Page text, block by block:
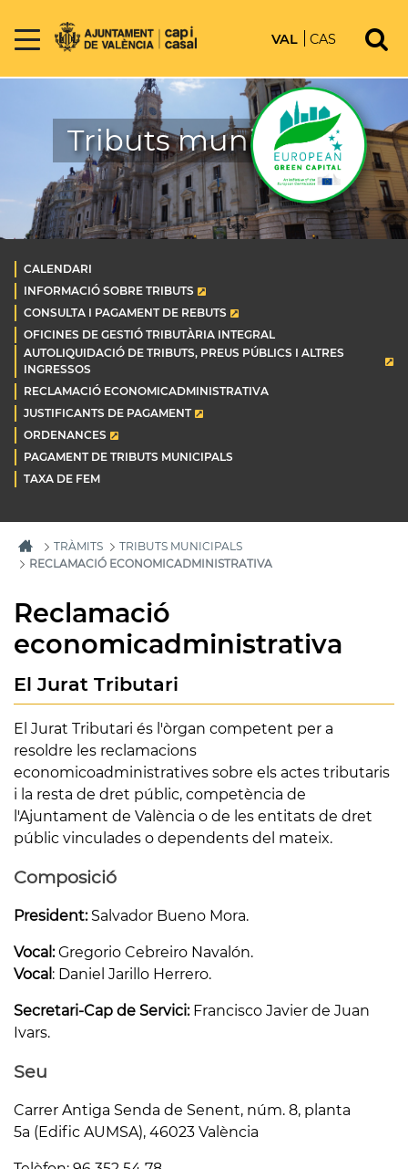
VAL CAS
Tributs municipals
CALENDARI
INFORMACIÓ SOBRE TRIBUTS
CONSULTA I PAGAMENT DE REBUTS
OFICINES DE GESTIÓ TRIBUTÀRIA INTEGRAL
AUTOLIQUIDACIÓ DE TRIBUTS, PREUS PÚBLICS I ALTRES
INGRESSOS
RECLAMACIÓ ECONOMICADMINISTRATIVA
JUSTIFICANTS DE PAGAMENT
ORDENANCES
PAGAMENT DE TRIBUTS MUNICIPALS
TAXA DE FEM
TRÀMITS
TRIBUTS MUNICIPALS
RECLAMACIÓ ECONOMICADMINISTRATIVA
Reclamació
economicadministrativa
El Jurat Tributari
El Jurat Tributari és l'òrgan competent per a
resoldre les reclamacions
economicoadministratives sobre els actes tributaris
i la resta de dret públic, competència de
l'Ajuntament de València o de les entitats de dret
públic vinculades o dependents del mateix.
Composició
President:Salvador Bueno Mora.
Vocal:Gregorio Cebreiro Navalón.
Vocal : Daniel Jarillo Herrero.
Secretari-Cap de Servici: Francisco Javier de Juan
Ivars.
Seu
Carrer Antiga Senda de Senent, núm. 8, planta
5a (Edific AUMSA), 46023 València